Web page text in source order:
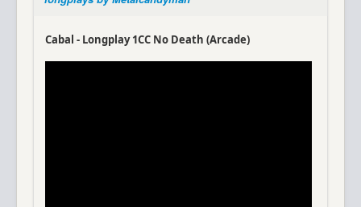
Cabal - Longplay 1CC No Death (Arcade)